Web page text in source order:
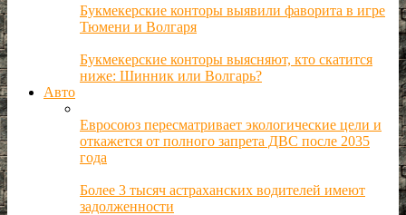
Букмекерские конторы выявили фаворита в игре
Тюмени и Волгаря
Букмекерские конторы выясняют, кто скатится
ниже: Шинник или Волгарь?
Авто
Евросоюз пересматривает экологические цели и
откажется от полного запрета ДВС после 2035
года
Более 3 тысяч астраханских водителей имеют
задолженности